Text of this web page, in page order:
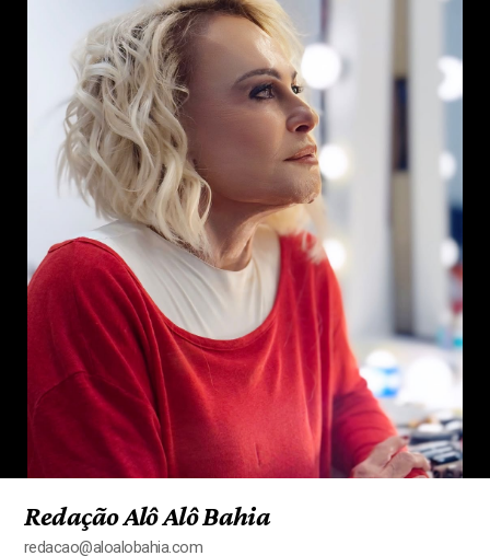
Redação Alô Alô Bahia
redacao@aloalobahia.com